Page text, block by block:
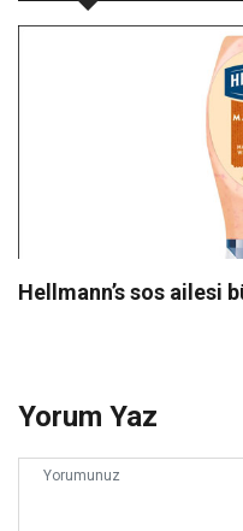
Hellmann’s sos ailesi
Yorum Yaz